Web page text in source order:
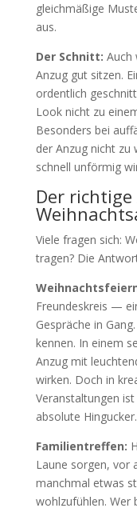
gleichmäßige
aus.
Der Schnitt: Auch
Anzug gut sitzen.
ordentlich
Look nicht zu
Besonders bei
der Anzug nicht zu
schnell unförmig
Der
Viele fragen sich:
tragen? Die
Freundeskreis —
Gespräche in
kennen. In einem
Anzug mit
wirken. Doch in
Veranstaltungen
absolute Hingucker.
Familientreffen:
Laune sorgen, vor
manchmal etwas
wohlzufühlen. Wer